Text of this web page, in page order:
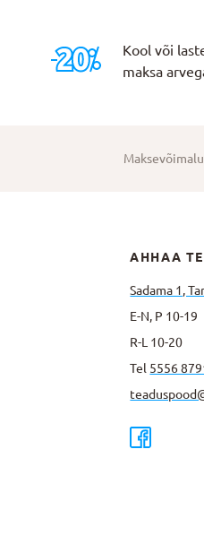
Kool või
maksa
AHHAA
Sadama 1,
E-N, P 10-19
R-L 10-20
Tel 5556